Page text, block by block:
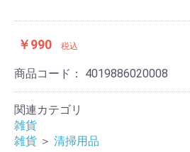
￥990 税込
商品コード： 4019886020008
関連カテゴリ
雑貨
雑貨 ＞ 清掃用品